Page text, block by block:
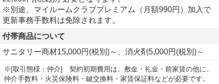
※別途、マイルームクラブプレミアム（月額990円）加入で
更新事務手数料は免除されます。
付帯商品について
サニタリー商材15,000円(税別)～、消火剤5,000円(税別)～
※[取引態様：仲介] 契約初期費用は、敷金・礼金・前家賃の他に、
仲介手数料・火災保険料・鍵交換料・家賃保証料などが必要です。